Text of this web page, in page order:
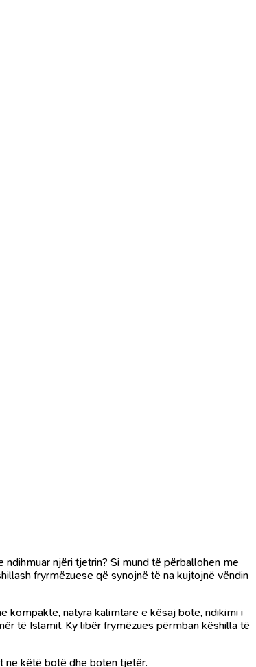
njëri tjetrin? Si mund të përballohen me
fryrmëzuese që synojnë të na kujtojnë vëndin
kompakte, natyra kalimtare e kësaj bote, ndikimi i
të Islamit. Ky libër frymëzues përmban këshilla të
ne këtë botë dhe boten tjetër.